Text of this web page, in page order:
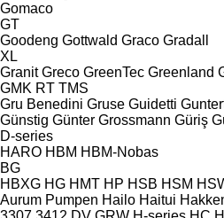
Gomaco
GT
Goodeng Gottwald Graco Gradall
XL
Granit Greco GreenTec Greenland
GMK RT TMS
Gru Benedini Gruse Guidetti
Günstig Günter Grossmann Güriş
D-series
HARO HBM HBM-Nobas
BG
HBXG HG HMT HP HSB HSM
Aurum Pumpen Hailo Haitui